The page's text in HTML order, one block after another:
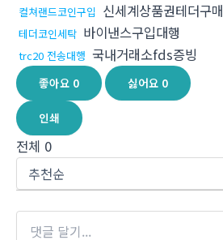
컬쳐랜드코인구입 신세계상품권테더구매
테더코인세탁 바이낸스구입대행
trc20 전송대행 국내거래소fds증빙
좋아요 0 싫어요 0
인쇄
전체 0